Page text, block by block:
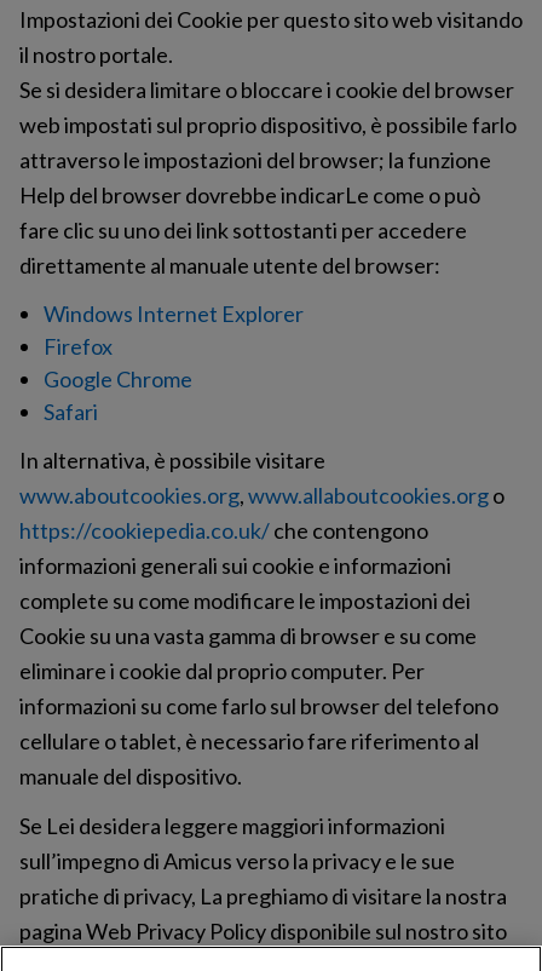
Impostazioni dei Cookie per questo sito web visitando
il nostro portale.
Se si desidera limitare o bloccare i cookie del browser
web impostati sul proprio dispositivo, è possibile farlo
attraverso le impostazioni del browser; la funzione
Help del browser dovrebbe indicarLe come o può
fare clic su uno dei link sottostanti per accedere
direttamente al manuale utente del browser:
Windows Internet Explorer
Firefox
Google Chrome
Safari
In alternativa, è possibile visitare
www.aboutcookies.org,www.allaboutcookies.orgo
https://cookiepedia.co.uk/che contengono
informazioni generali sui cookie e informazioni
complete su come modificare le impostazioni dei
Cookie su una vasta gamma di browser e su come
eliminare i cookie dal proprio computer. Per
informazioni su come farlo sul browser del telefono
cellulare o tablet, è necessario fare riferimento al
manuale del dispositivo.
Se Lei desidera leggere maggiori informazioni
sull’impegno di Amicus verso la privacy e le sue
pratiche di privacy, La preghiamo di visitare la nostra
pagina Web Privacy Policy disponibile sul nostro sito